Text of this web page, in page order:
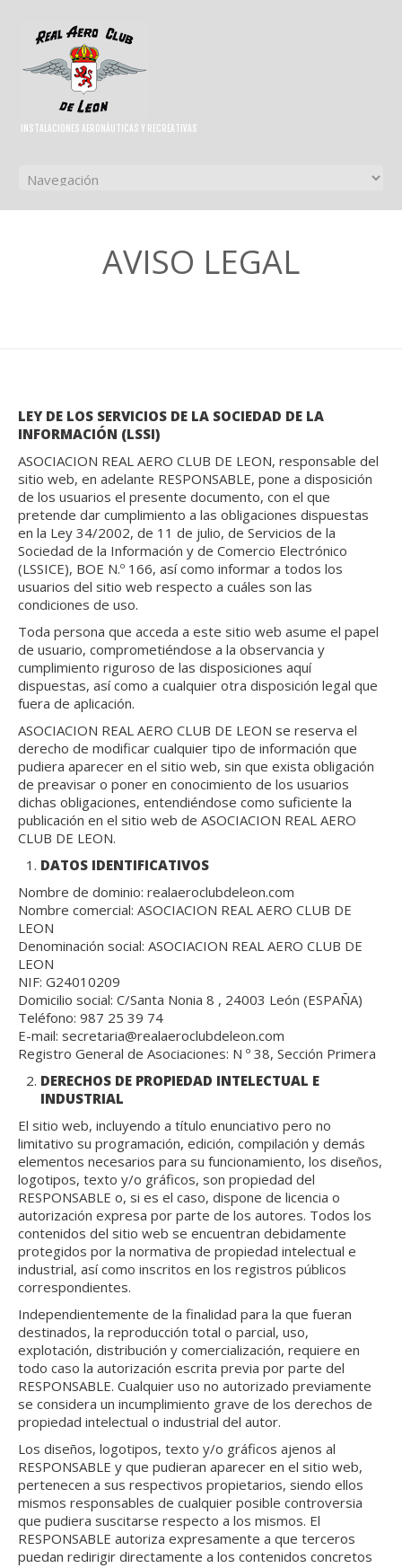
INSTALACIONES AERONÁUTICAS Y RECREATIVAS
AVISO LEGAL
LEY DE LOS SERVICIOS DE LA SOCIEDAD DE LA
INFORMACIÓN (LSSI)
ASOCIACION REAL AERO CLUB DE LEON, responsable del
sitio web, en adelante RESPONSABLE, pone a disposición
de los usuarios el presente documento, con el que
pretende dar cumplimiento a las obligaciones dispuestas
en la Ley 34/2002, de 11 de julio, de Servicios de la
Sociedad de la Información y de Comercio Electrónico
(LSSICE), BOE N.º 166, así como informar a todos los
usuarios del sitio web respecto a cuáles son las
condiciones de uso.
Toda persona que acceda a este sitio web asume el papel
de usuario, comprometiéndose a la observancia y
cumplimiento riguroso de las disposiciones aquí
dispuestas, así como a cualquier otra disposición legal que
fuera de aplicación.
ASOCIACION REAL AERO CLUB DE LEON se reserva el
derecho de modificar cualquier tipo de información que
pudiera aparecer en el sitio web, sin que exista obligación
de preavisar o poner en conocimiento de los usuarios
dichas obligaciones, entendiéndose como suficiente la
publicación en el sitio web de ASOCIACION REAL AERO
CLUB DE LEON.
DATOS IDENTIFICATIVOS
Nombre de dominio: realaeroclubdeleon.com
Nombre comercial: ASOCIACION REAL AERO CLUB DE
LEON
Denominación social: ASOCIACION REAL AERO CLUB DE
LEON
NIF: G24010209
Domicilio social: C/Santa Nonia 8 , 24003 León (ESPAÑA)
Teléfono: 987 25 39 74
E-mail: secretaria@realaeroclubdeleon.com
Registro General de Asociaciones: N º 38, Sección Primera
DERECHOS DE PROPIEDAD INTELECTUAL E
INDUSTRIAL
El sitio web, incluyendo a título enunciativo pero no
limitativo su programación, edición, compilación y demás
elementos necesarios para su funcionamiento, los diseños,
logotipos, texto y/o gráficos, son propiedad del
RESPONSABLE o, si es el caso, dispone de licencia o
autorización expresa por parte de los autores. Todos los
contenidos del sitio web se encuentran debidamente
protegidos por la normativa de propiedad intelectual e
industrial, así como inscritos en los registros públicos
correspondientes.
Independientemente de la finalidad para la que fueran
destinados, la reproducción total o parcial, uso,
explotación, distribución y comercialización, requiere en
todo caso la autorización escrita previa por parte del
RESPONSABLE. Cualquier uso no autorizado previamente
se considera un incumplimiento grave de los derechos de
propiedad intelectual o industrial del autor.
Los diseños, logotipos, texto y/o gráficos ajenos al
RESPONSABLE y que pudieran aparecer en el sitio web,
pertenecen a sus respectivos propietarios, siendo ellos
mismos responsables de cualquier posible controversia
que pudiera suscitarse respecto a los mismos. El
RESPONSABLE autoriza expresamente a que terceros
puedan redirigir directamente a los contenidos concretos